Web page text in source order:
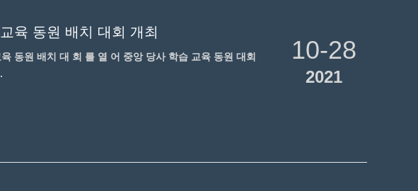
육 동원 배치 대회 개최
동원 배치 대 회 를 열 어 중앙 당사 학습 교육 동원 대회
10-28
2021